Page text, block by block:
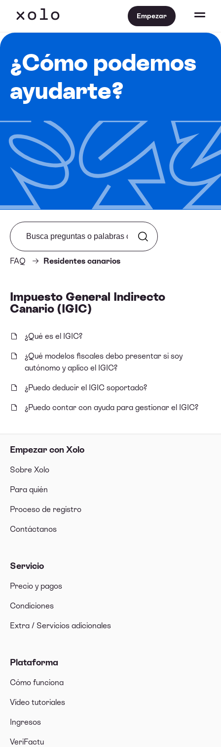
Empezar
¿Cómo podemos
ayudarte?
Empezar con Xolo
Sobre Xolo
Para quién
Proceso de registro
Contáctanos
Servicio
Precio y pagos
Condiciones
Extra / Servicios adicionales
Plataforma
Cómo funciona
Vídeo tutoriales
Ingresos
VeriFactu
FAQ Residentes canarios
Search from FAQ
Impuesto General Indirecto
Canario (IGIC)
¿Qué es el IGIC?
¿Qué modelos fiscales debo presentar si soy
autónomo y aplico el IGIC?
¿Puedo deducir el IGIC soportado?
¿Puedo contar con ayuda para gestionar el IGIC?